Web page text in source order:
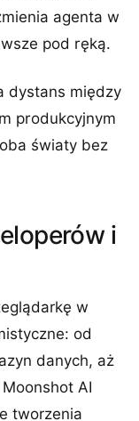
agenta w
pod ręką.
dystans między
produkcyjnym
światy bez
i
w
od
danych, aż
AI
tworzenia